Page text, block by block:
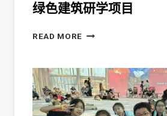
绿色建筑研学项目
READ MORE